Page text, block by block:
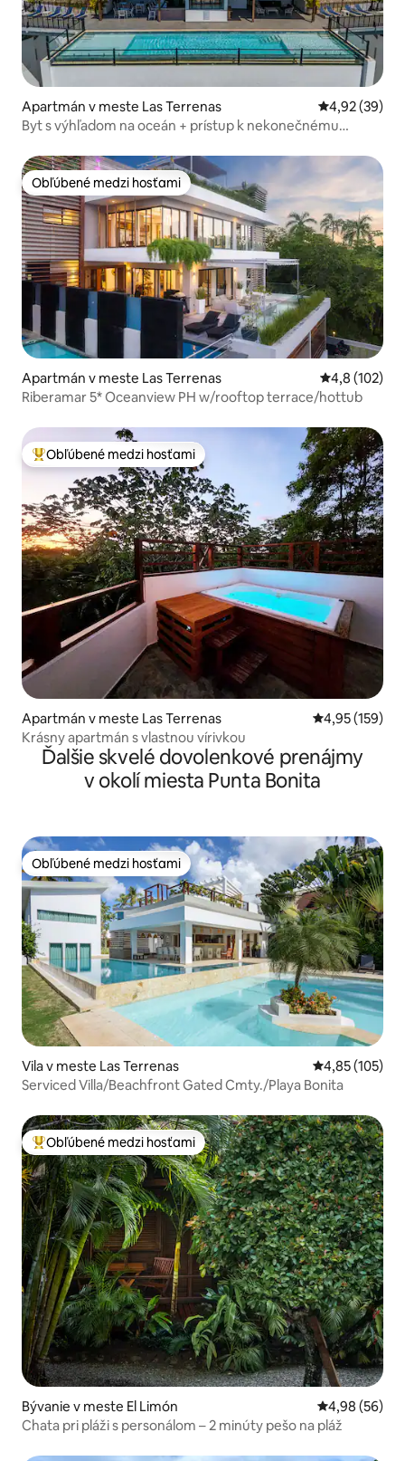
Apartmán v meste Las Terrenas Priemerné
4,92 (39)
Byt s výhľadom na oceán + prístup k nekonečnému
Obľúbené medzi hosťami
Obľúbené medzi hosťami
Apartmán v meste Las Terrenas Priemerné
4,8 (102)
Riberamar 5* Oceanview PH w/rooftop terrace/hottub
Najobľúbenejšie medzi hosťami
Obľúbené medzi hosťami
Apartmán v meste Las Terrenas Priemerné
4,95 (159)
Krásny apartmán s vlastnou vírivkou
Ďalšie skvelé dovolenkové prenájmy
v okolí miesta Punta Bonita
Obľúbené medzi hosťami
Obľúbené medzi hosťami
Vila v meste Las Terrenas Priemerné
4,85 (105)
Serviced Villa/Beachfront Gated Cmty./Playa Bonita
Najobľúbenejšie medzi hosťami
Obľúbené medzi hosťami
Bývanie v meste El Limón Priemerné
4,98 (56)
Chata pri pláži s personálom – 2 minúty pešo na pláž